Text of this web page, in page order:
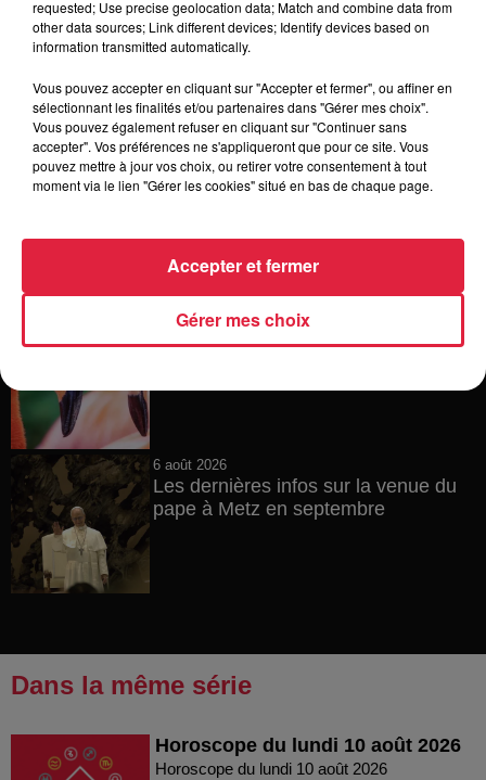
6 août 2026
À Hoerdt, de l’eau brune sort des
6 août 2026
Tags antisémites à Strasbourg :
6 août 2026
Au zoo de Mulhouse : rencontre
6 août 2026
Les dernières infos sur la venue du
pape à Metz en septembre
Dans la même série
Horoscope du lundi 10 août 2026
Horoscope du lundi 10 août 2026
requested; Use precise geolocation data; Match and combine data from
other data sources; Link different devices; Identify devices based on
information transmitted automatically.
Vous pouvez accepter en cliquant sur "Accepter et fermer", ou affiner en
sélectionnant les finalités et/ou partenaires dans "Gérer mes choix".
Vous pouvez également refuser en cliquant sur "Continuer sans
accepter". Vos préférences ne s'appliqueront que pour ce site. Vous
pouvez mettre à jour vos choix, ou retirer votre consentement à tout
moment via le lien "Gérer les cookies" situé en bas de chaque page.
Gérer mes choix
Accepter et fermer